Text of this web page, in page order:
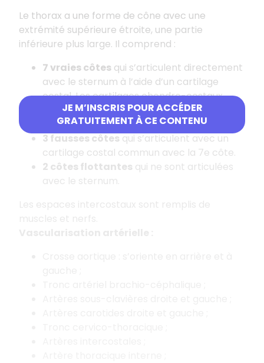
JE M’INSCRIS POUR ACCÉDER
GRATUITEMENT À CE CONTENU
Le thorax a une forme de cône avec une
extrémité supérieure étroite, une partie
inférieure plus large. Il comprend :
7 vraies côtes qui s’articulent directement
avec le sternum à l’aide d’un cartilage
costal. Les cartilages chondro-costaux
sont de plus en plus large à mesure que l’on
va vers le bas.
3 fausses côtes qui s’articulent avec un
cartilage costal commun avec la 7e côte.
2 côtes flottantes qui ne sont articulées
avec le sternum.